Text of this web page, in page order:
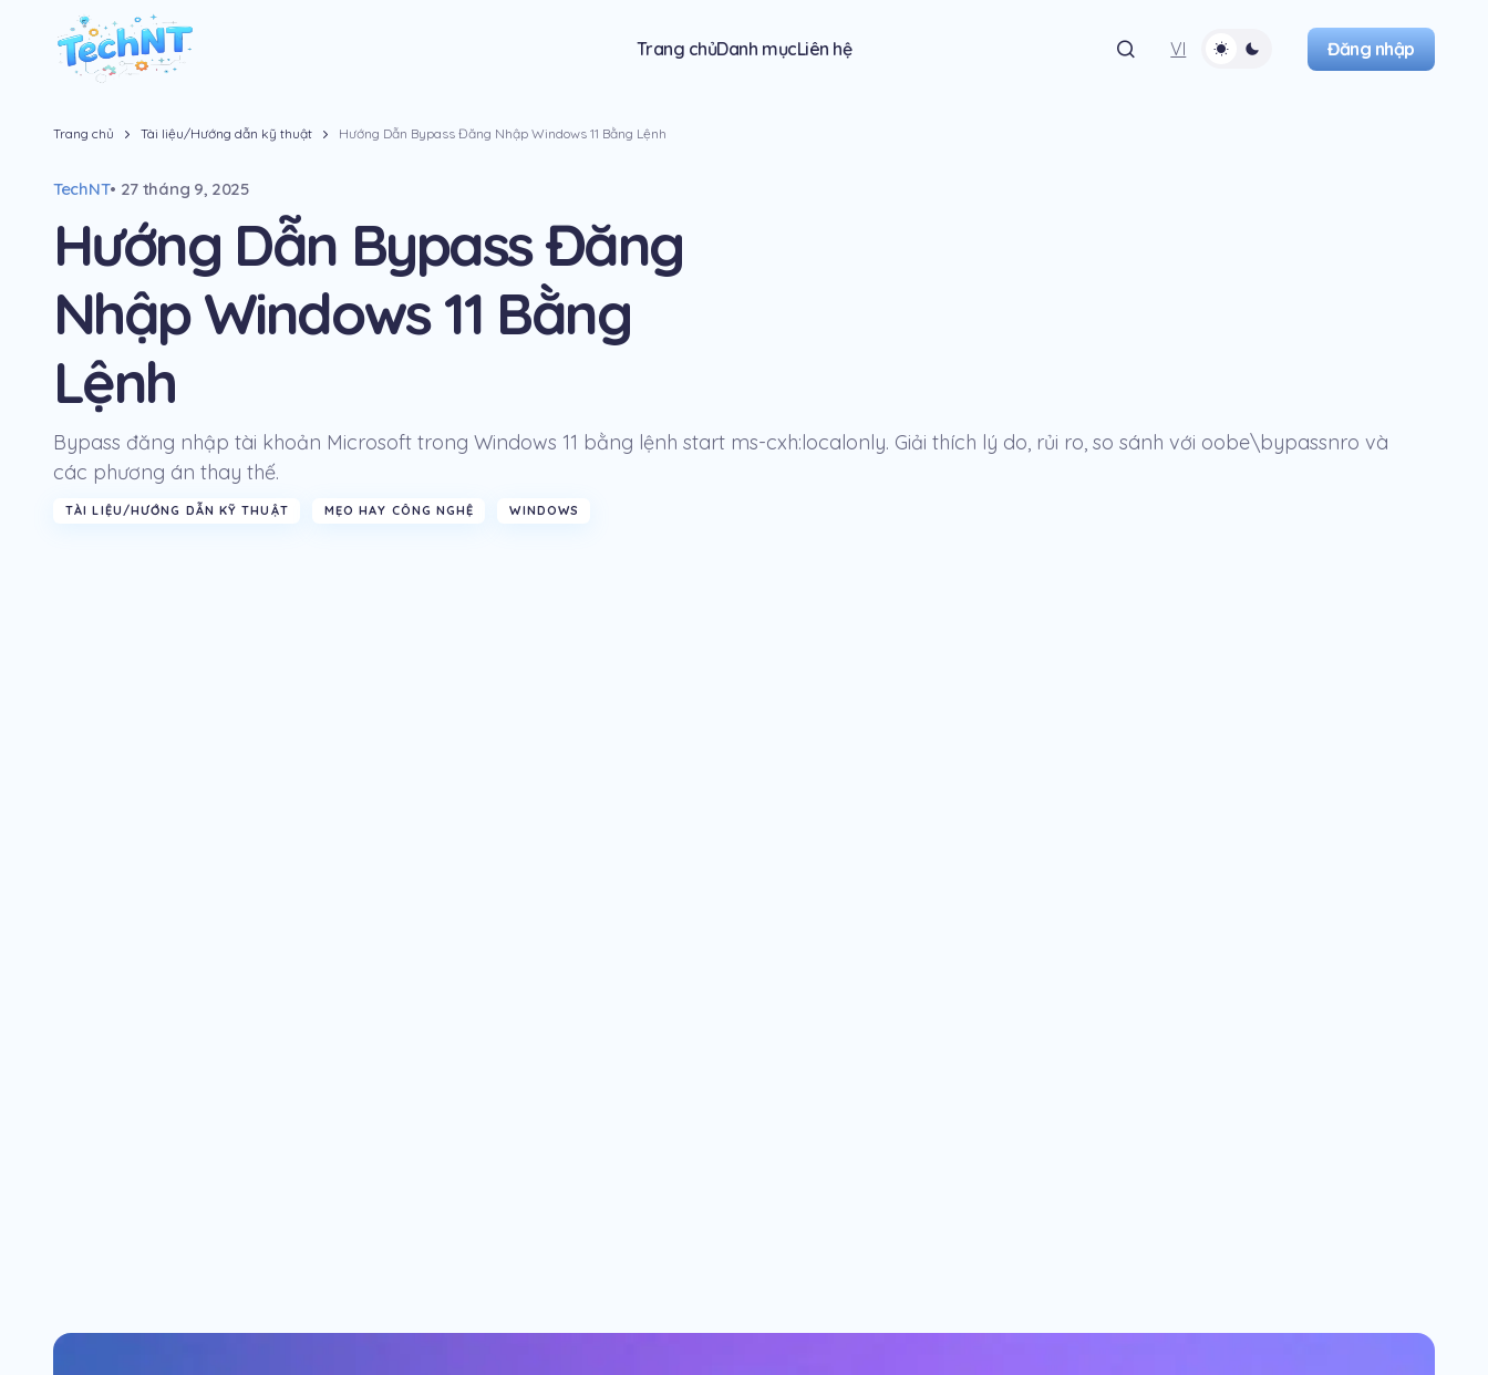
Trang chủDanh mụcLiên hệ VI Đăng nhập
Trang chủ Tài liệu/Hướng dẫn kỹ thuật Hướng Dẫn Bypass Đăng Nhập Windows 11 Bằng Lệnh
TechNT• 27 tháng 9, 2025
Hướng Dẫn Bypass Đăng
Nhập Windows 11 Bằng
Lệnh
Bypass đăng nhập tài khoản Microsoft trong Windows 11 bằng lệnh start ms-cxh:localonly. Giải thích lý do, rủi ro, so sánh với oobe\bypassnro và
các phương án thay thế.
TÀI LIỆU/HƯỚNG DẪN KỸ THUẬT MẸO HAY CÔNG NGHỆ WINDOWS